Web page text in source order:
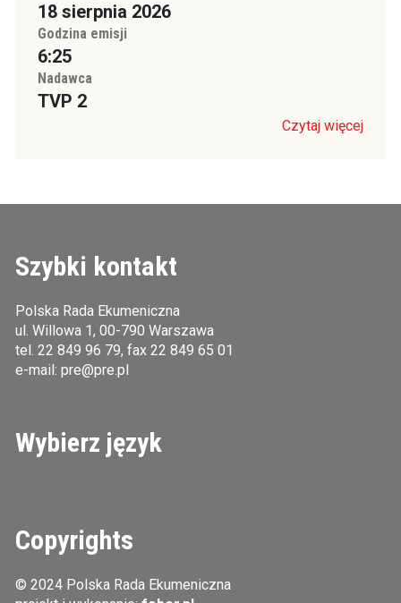
18 sierpnia 2026
Godzina emisji
6:25
Nadawca
TVP 2
Czytaj więcej
Szybki kontakt
Polska Rada Ekumeniczna
ul. Willowa 1, 00-790 Warszawa
tel. 22 849 96 79, fax 22 849 65 01
e-mail: pre@pre.pl
Wybierz język
Copyrights
© 2024 Polska Rada Ekumeniczna